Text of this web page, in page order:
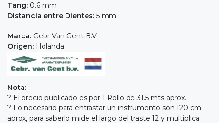
Tang: 0.6 mm
Distancia entre Dientes: 5 mm
Marca: Gebr Van Gent B.V
Origen: Holanda
Nota:
? El precio publicado es por 1 Rollo de 31.5 mts aprox.
? Lo necesario para entrastar un instrumento son 120 cm
aprox, para saberlo mide el largo del traste 12 y multiplica